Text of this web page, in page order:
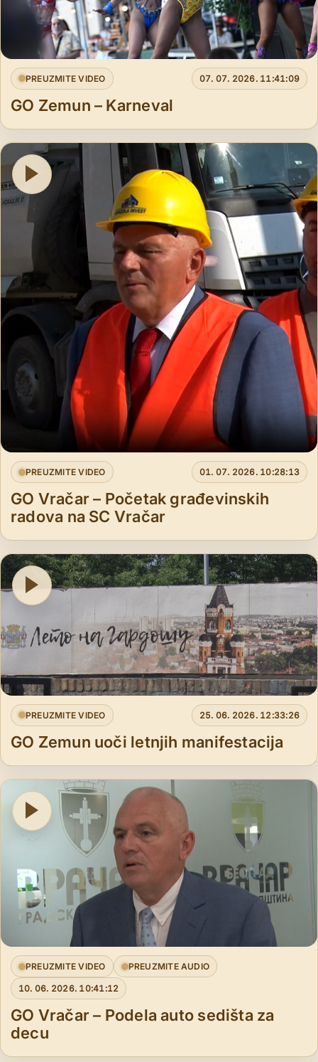
PREUZMITE VIDEO 07. 07. 2026. 11:41:09
GO Zemun – Karneval
PREUZMITE VIDEO 01. 07. 2026. 10:28:13
GO Vračar – Početak građevinskih
radova na SC Vračar
PREUZMITE VIDEO 25. 06. 2026. 12:33:26
GO Zemun uoči letnjih manifestacija
PREUZMITE VIDEO PREUZMITE AUDIO
10. 06. 2026. 10:41:12
GO Vračar – Podela auto sedišta za
decu